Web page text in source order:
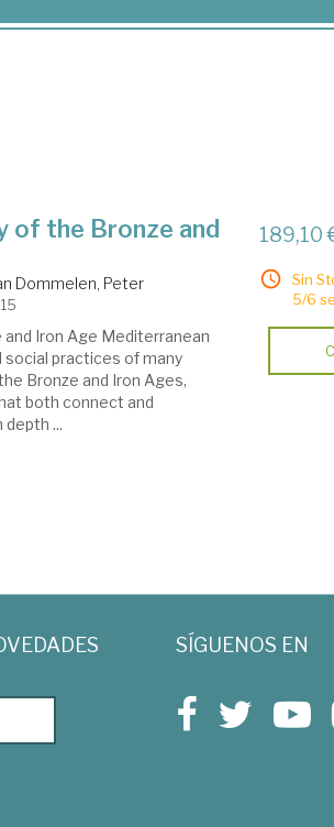
of the Bronze and
Dommelen, Peter
Iron Age Mediterranean
practices of many
Bronze and Iron Ages,
both connect and
...
189,10
Sin
5/6
SÍGUENOS EN